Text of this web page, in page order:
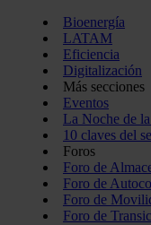
Bioenergía
LATAM
Eficiencia
Digitalización
Más secciones
Eventos
La Noche de
10 claves del
Foros
Foro de
Foro de
Foro de
Foro de